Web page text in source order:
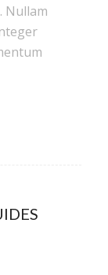
Nullam